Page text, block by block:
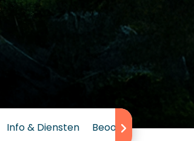
Info & Diensten Beoordeling